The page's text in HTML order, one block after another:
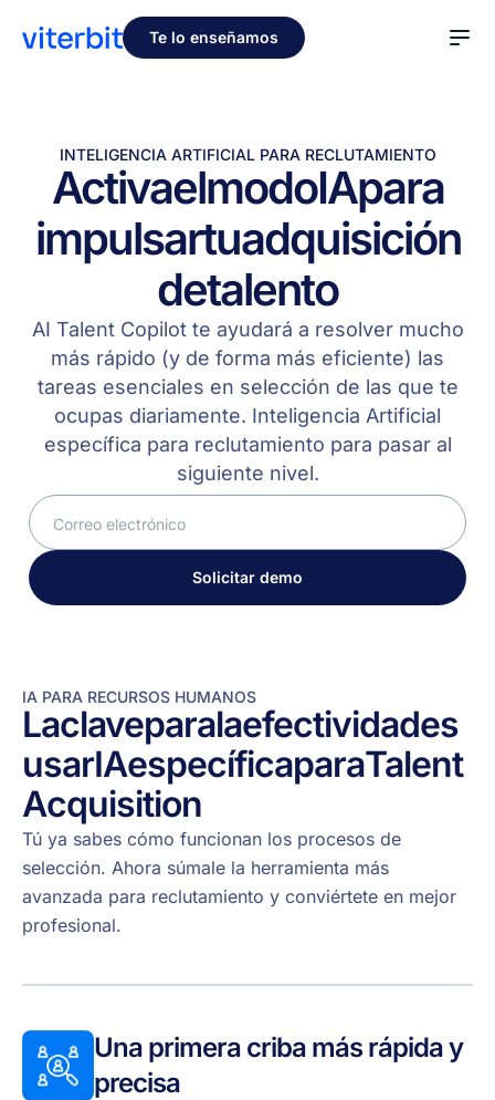
Te lo enseñamos
INTELIGENCIA ARTIFICIAL PARA RECLUTAMIENTO
ActivaelmodoIApara
impulsartuadquisición
detalento
AI Talent Copilot te ayudará a resolver mucho
más rápido (y de forma más eficiente) las
tareas esenciales en selección de las que te
ocupas diariamente. Inteligencia Artificial
específica para reclutamiento para pasar al
siguiente nivel.
Solicitar demo
IA PARA RECURSOS HUMANOS
Laclaveparalaefectividades
usarIAespecíficaparaTalent
Acquisition
Tú ya sabes cómo funcionan los procesos de
selección. Ahora súmale la herramienta más
avanzada para reclutamiento y conviértete en mejor
profesional.
Una primera criba más rápida y
precisa